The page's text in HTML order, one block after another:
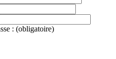
: (obligatoire)